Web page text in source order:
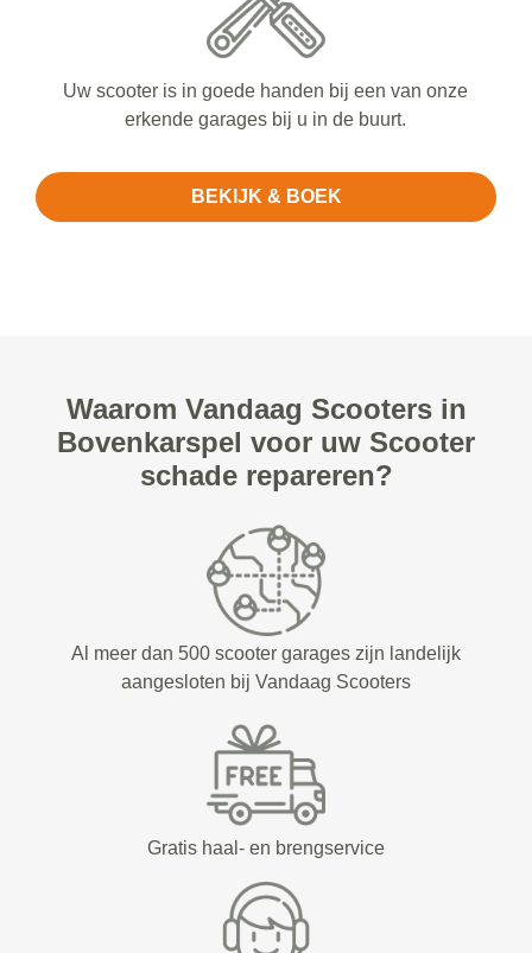
Uw scooter is in goede handen bij een van onze
erkende garages bij u in de buurt.
BEKIJK & BOEK
Waarom Vandaag Scooters in
Bovenkarspel voor uw Scooter
schade repareren?
Al meer dan 500 scooter garages zijn landelijk
aangesloten bij Vandaag Scooters
Gratis haal- en brengservice